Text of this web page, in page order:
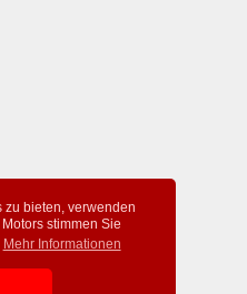
zu bieten, verwenden
stimmen Sie
Mehr Informationen